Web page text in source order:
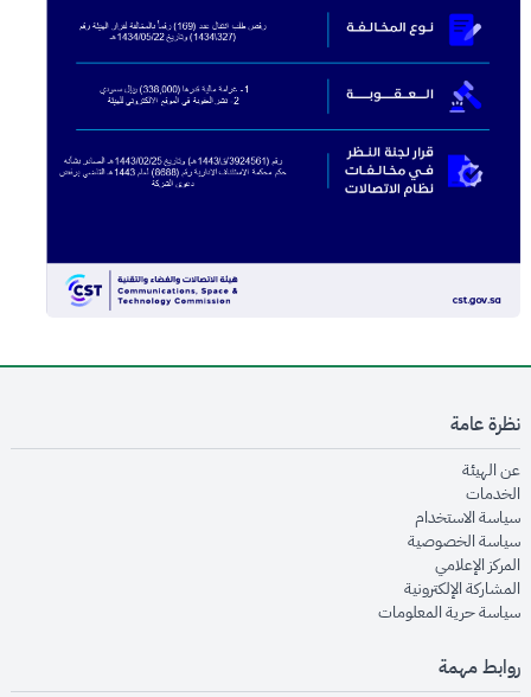
نظرة عامة
عن الهيئةopens in new window
الخدماتopens in new window
سياسة الاستخدام
سياسة الخصوصيةopens in new window
المركز الإعلاميopens in new window
المشاركة الإلكترونيةopens in new window
سياسة حرية المعلوماتopens in new window
روابط مهمة